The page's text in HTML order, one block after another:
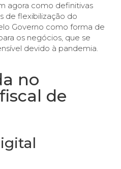
agora como definitivas
de flexibilização do
Governo como forma de
os negócios, que se
devido à pandemia.
no
de